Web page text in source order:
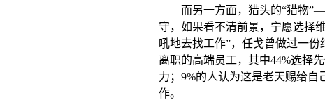
而另一方面，猎头的“猎物
守，如果看不清前景，宁愿选择
吼地去找工作”，任戈曾做过一
离职的高端员工，其中44%选择
力；9%的人认为这是老天赐给自
作。